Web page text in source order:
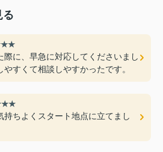
る
際に、早急に対応してくださいまし
やすくて相談しやすかったです。
持ちよくスタート地点に立てまし